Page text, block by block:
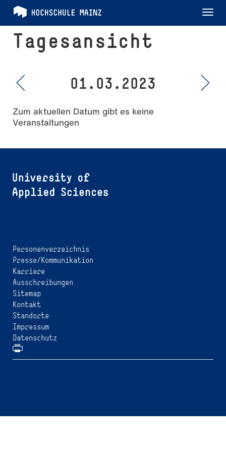
Tagesansicht
01.03.2023
Zum aktuellen Datum gibt es keine
Veranstaltungen
Personenverzeichnis
Presse/Kommunikation
Karriere
Ausschreibungen
Sitemap
Kontakt
Standorte
Impressum
Datenschutz